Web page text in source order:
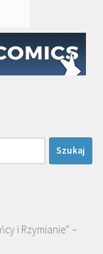
i Rzymianie” –